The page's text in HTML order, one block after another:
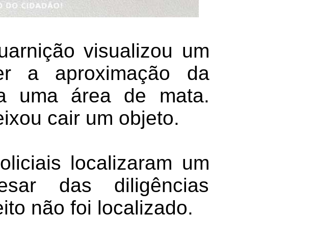
visualizou um
a aproximação da
uma área de mata.
cair um objeto.
localizaram um
das diligências
não foi localizado.